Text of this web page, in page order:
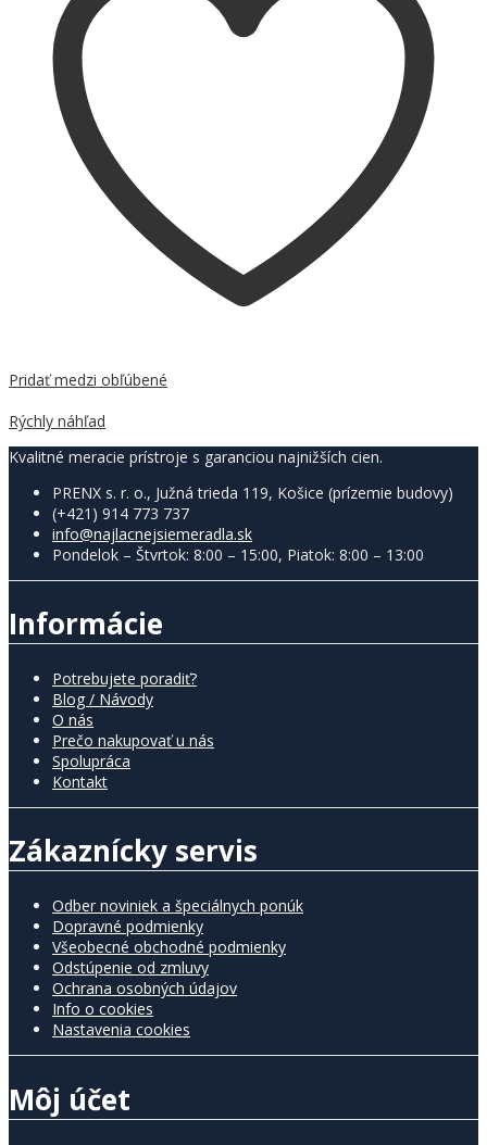
Pridať medzi obľúbené
Rýchly náhľad
Kvalitné meracie prístroje s garanciou najnižších cien.
PRENX s. r. o., Južná trieda 119, Košice (prízemie budovy)
(+421) 914 773 737
info@najlacnejsiemeradla.sk
Pondelok – Štvrtok: 8:00 – 15:00, Piatok: 8:00 – 13:00
Informácie
Potrebujete poradiť?
Blog / Návody
O nás
Prečo nakupovať u nás
Spolupráca
Kontakt
Zákaznícky servis
Odber noviniek a špeciálnych ponúk
Dopravné podmienky
Všeobecné obchodné podmienky
Odstúpenie od zmluvy
Ochrana osobných údajov
Info o cookies
Nastavenia cookies
Môj účet